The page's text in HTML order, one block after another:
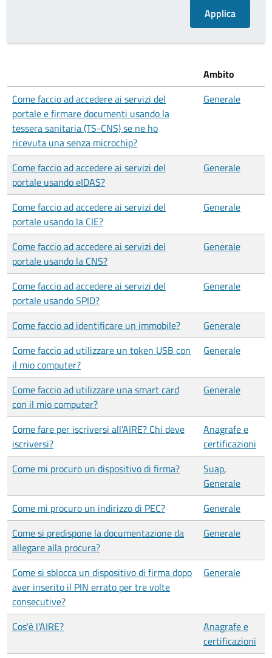
Ambito
Come faccio ad accedere ai servizi del
portale e firmare documenti usando la
tessera sanitaria (TS-CNS) se ne ho
ricevuta una senza microchip?
Generale
Come faccio ad accedere ai servizi del
portale usando eIDAS?
Generale
Come faccio ad accedere ai servizi del
portale usando la CIE?
Generale
Come faccio ad accedere ai servizi del
portale usando la CNS?
Generale
Come faccio ad accedere ai servizi del
portale usando SPID?
Generale
Come faccio ad identificare un immobile?
Generale
Come faccio ad utilizzare un token USB con
il mio computer?
Generale
Come faccio ad utilizzare una smart card
con il mio computer?
Generale
Come fare per iscriversi all'AIRE? Chi deve
iscriversi?
Anagrafe e
certificazioni
Come mi procuro un dispositivo di firma?
Suap,
Generale
Come mi procuro un indirizzo di PEC?
Generale
Come si predispone la documentazione da
allegare alla procura?
Generale
Come si sblocca un dispositivo di firma dopo
aver inserito il PIN errato per tre volte
consecutive?
Generale
Cos'è l'AIRE?
Anagrafe e
certificazioni